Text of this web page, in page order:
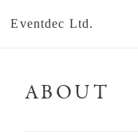
Eventdec Ltd.
ABOUT